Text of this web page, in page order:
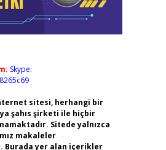
Skype:
sitesi, herhangi bir
şahıs şirketi ile hiçbir
Sitede yalnızca
makaleler
Burada yer alan içerikler